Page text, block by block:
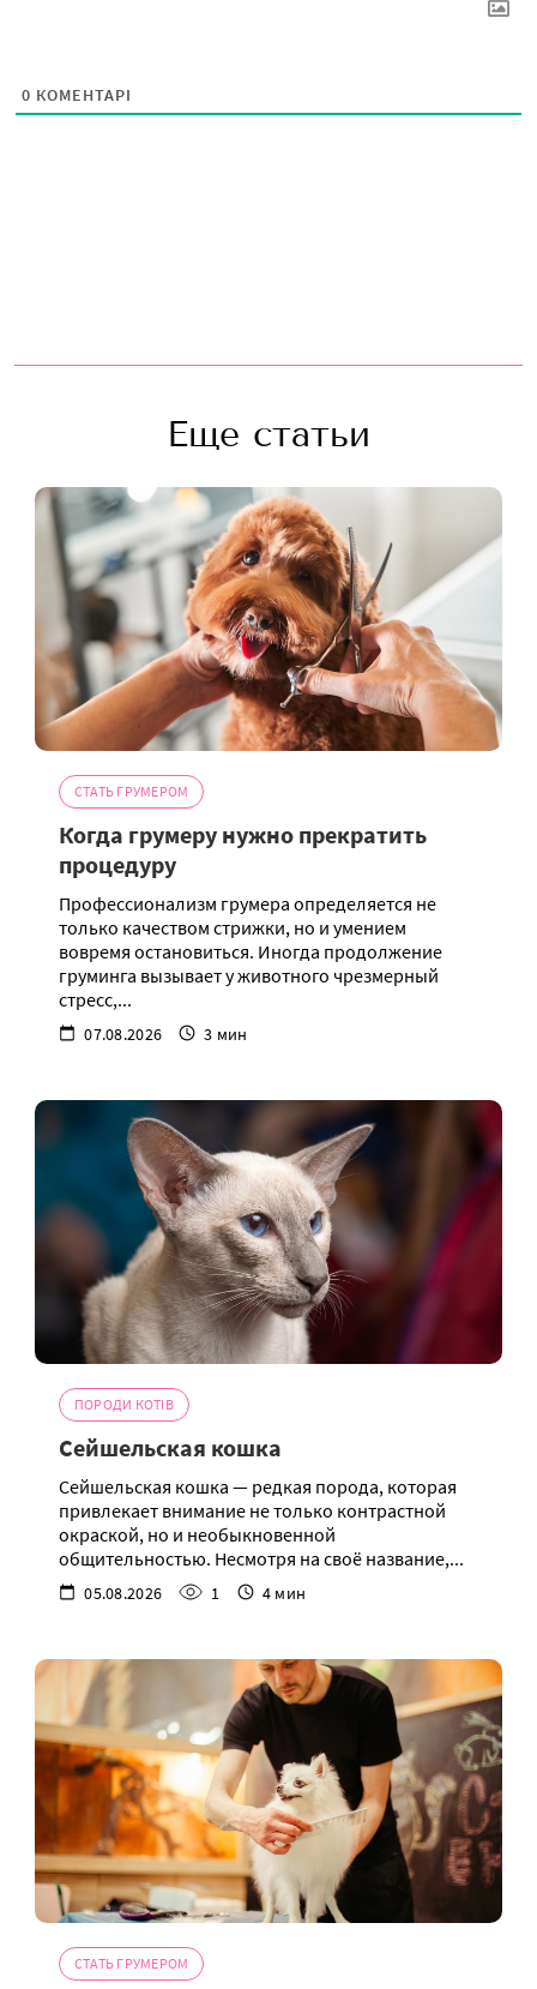
0 КОМЕНТАРІ
Еще статьи
СТАТЬ ГРУМЕРОМ
Когда грумеру нужно прекратить
процедуру
Профессионализм грумера определяется не
только качеством стрижки, но и умением
вовремя остановиться. Иногда продолжение
груминга вызывает у животного чрезмерный
стресс,...
07.08.2026 3 мин
ПОРОДИ КОТІВ
Сейшельская кошка
Сейшельская кошка — редкая порода, которая
привлекает внимание не только контрастной
окраской, но и необыкновенной
общительностью. Несмотря на своё название,...
05.08.2026 1 4 мин
СТАТЬ ГРУМЕРОМ